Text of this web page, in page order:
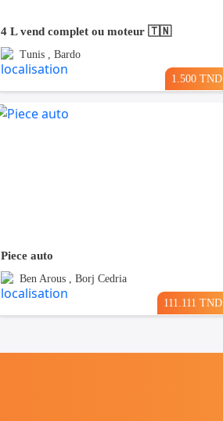
4 L vend complet ou moteur 🇹🇳
Tunis , Bardo
1.500 TND
Piece auto
Ben Arous , Borj Cedria
111.111 TND